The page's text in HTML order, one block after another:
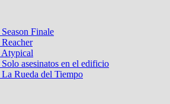
Finale
Atypical
asesinatos en el edificio
Rueda del Tiempo